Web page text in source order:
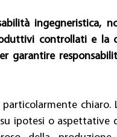
ingegneristica,
controllati e la
garantire
chiaro.
ipotesi o aspettative